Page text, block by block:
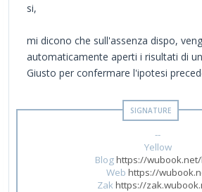
si,
mi dicono che sull'assenza dispo,
automaticamente aperti i risultati di
Giusto per confermare l'ipotesi
--
Yellow
Bloghttps://
Web https://
Zak https://